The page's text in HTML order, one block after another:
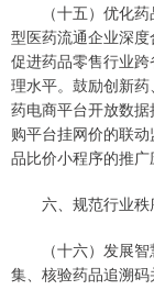
（十五）优化药
型医药流通企业深
促进药品零售行业
理水平。鼓励创新
药电商平台开放数
购平台挂网价的联
品比价小程序的推广
六、规范行业秩
（十六）发展智
集、核验药品追溯